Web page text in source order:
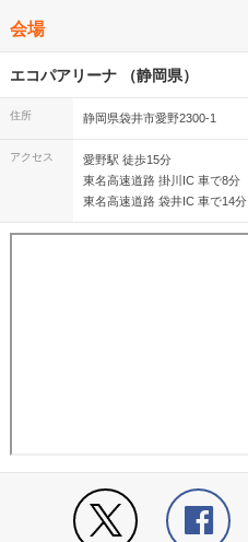
会場
エコパアリーナ （静岡県）
住所 静岡県袋井市愛野2300-1
アクセス
愛野駅 徒歩15分
東名高速道路 掛川IC 車で8分
東名高速道路 袋井IC 車で14分